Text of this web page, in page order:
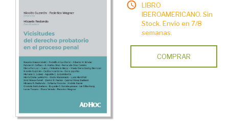
LIBRO
IBEROAMERICANO. Sin
Stock. Envío en 7/8
semanas.
COMPRAR